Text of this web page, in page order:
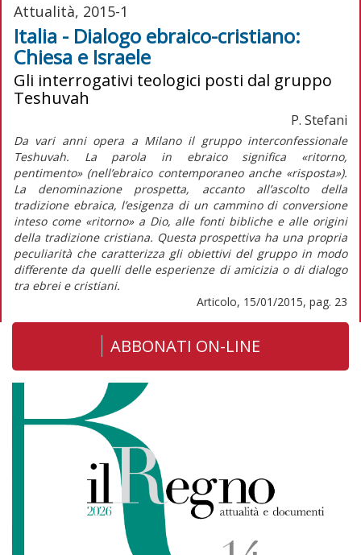
Attualità, 2015-1
Italia - Dialogo ebraico-cristiano:
Chiesa e Israele
Gli interrogativi teologici posti dal gruppo
Teshuvah
P. Stefani
Da vari anni opera a Milano il gruppo interconfessionale
Teshuvah. La parola in ebraico significa «ritorno,
pentimento» (nell’ebraico contemporaneo anche «risposta»).
La denominazione prospetta, accanto all’ascolto della
tradizione ebraica, l’esigenza di un cammino di conversione
inteso come «ritorno» a Dio, alle fonti bibliche e alle origini
della tradizione cristiana. Questa prospettiva ha una propria
peculiarità che caratterizza gli obiettivi del gruppo in modo
differente da quelli delle esperienze di amicizia o di dialogo
tra ebrei e cristiani.
Articolo, 15/01/2015, pag. 23
ABBONATI ON-LINE